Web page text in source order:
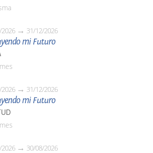
31/12/2026
mi Futuro
31/12/2026
mi Futuro
30/08/2026